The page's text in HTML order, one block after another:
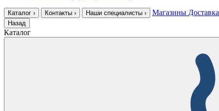
Каталог › Контакты › Наши специалисты › Магазины Доставка
Назад
Каталог